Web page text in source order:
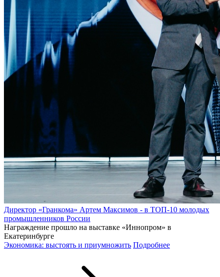
Директор «Гранкома» Артем Максимов - в ТОП-10 молодых
промышленников России
Награждение прошло на выставке «Иннопром» в
Екатеринбурге
Экономика: выстоять и приумножить Подробнее